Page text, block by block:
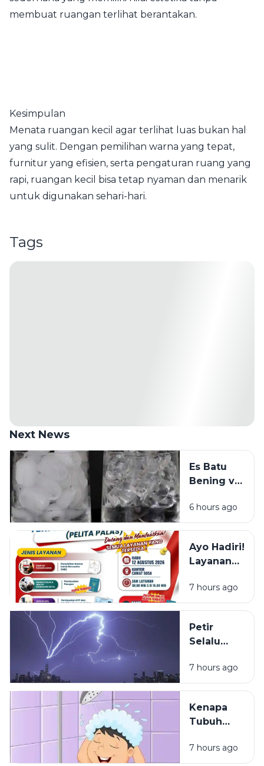
membuat ruangan terlihat berantakan.
Kesimpulan
Menata ruangan kecil agar terlihat luas bukan hal
yang sulit. Dengan pemilihan warna yang tepat,
furnitur yang efisien, serta pengaturan ruang yang
rapi, ruangan kecil bisa tetap nyaman dan menarik
untuk digunakan sehari-hari.
Tags
Next News
Es Batu
Bening vs
Putih, Apa
Bedanya?
6 hours ago
Ayo Hadiri!
Layanan
Pajak Dan
Paspor
Warga
Sosa
7 hours ago
Petir
Selalu
Lebih Dulu
daripada
7 hours ago
Kenapa
Tubuh
Ringan
7 hours ago